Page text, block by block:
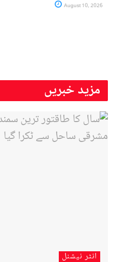
August 10, 2026
مزید خبریں
انٹر نیشنل